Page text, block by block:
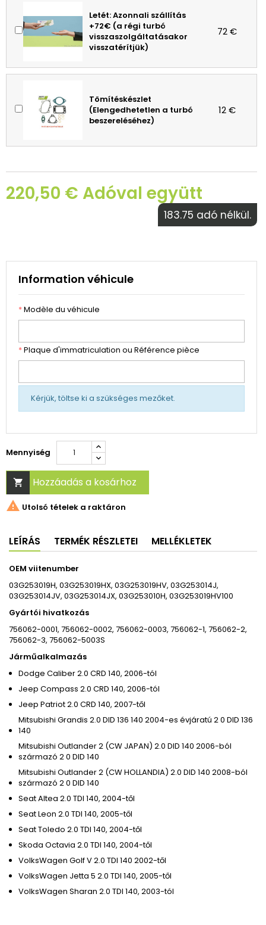
Letét: Azonnali szállítás
+72€ (a régi turbó
visszaszolgáltatásakor
visszatérítjük)
72 €
Tömítéskészlet
(Elengedhetetlen a turbó
beszereléséhez)
12 €
220,50 € Adóval együtt
183.75 adó nélkül.
Information véhicule
*Modèle du véhicule
*Plaque d'immatriculation ou Référence pièce
Kérjük, töltse ki a szükséges mezőket.
Mennyiség
 Hozzáadás a kosárhoz
 Utolsó tételek a raktáron
LEÍRÁS TERMÉK RÉSZLETEI MELLÉKLETEK
OEM viitenumber
03G253019H, 03G253019HX, 03G253019HV, 03G253014J,
03G253014JV, 03G253014JX, 03G253010H, 03G253019HV100
Gyártói hivatkozás
756062-0001, 756062-0002, 756062-0003, 756062-1, 756062-2,
756062-3, 756062-5003S
Járműalkalmazás
Dodge Caliber 2.0 CRD 140, 2006-tól
Jeep Compass 2.0 CRD 140, 2006-tól
Jeep Patriot 2.0 CRD 140, 2007-től
Mitsubishi Grandis 2.0 DID 136 140 2004-es évjáratú 2 0 DID 136
140
Mitsubishi Outlander 2 (CW JAPAN) 2.0 DID 140 2006-ból
származó 2 0 DID 140
Mitsubishi Outlander 2 (CW HOLLANDIA) 2.0 DID 140 2008-ból
származó 2 0 DID 140
Seat Altea 2.0 TDI 140, 2004-től
Seat Leon 2.0 TDI 140, 2005-től
Seat Toledo 2.0 TDI 140, 2004-től
Skoda Octavia 2.0 TDI 140, 2004-től
VolksWagen Golf V 2.0 TDI 140 2002-től
VolksWagen Jetta 5 2.0 TDI 140, 2005-től
VolksWagen Sharan 2.0 TDI 140, 2003-tól